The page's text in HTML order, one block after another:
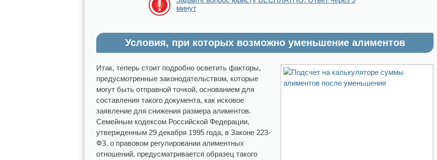
минут
Условия, при которых возможно уменьшение алиментов
Итак, теперь стоит подробно осветить факторы,
предусмотренные законодательством, которые
могут быть отправной точкой, основанием для
составления такого документа, как исковое
заявление для снижения размера алиментов.
Семейным кодексом Российской Федерации,
утвержденным 29 декабря 1995 года, в Законе 223-
ФЗ, о правовом регулировании алиментных
отношений, предусматривается образец такого